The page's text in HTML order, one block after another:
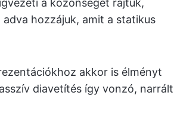
a közönséget rajtuk,
hozzájuk, amit a statikus
akkor is élményt
diavetítés így vonzó, narrált